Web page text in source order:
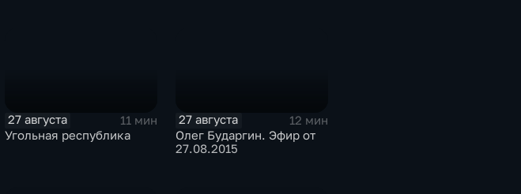
27 августа
11 мин
Угольная республика
27 августа
12 мин
Олег Бударгин. Эфир от
27.08.2015